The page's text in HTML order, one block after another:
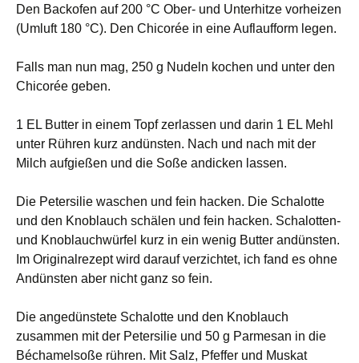
Den Backofen auf 200 °C Ober- und Unterhitze vorheizen
(Umluft 180 °C). Den Chicorée in eine Auflaufform legen.
Falls man nun mag, 250 g Nudeln kochen und unter den
Chicorée geben.
1 EL Butter in einem Topf zerlassen und darin 1 EL Mehl
unter Rühren kurz andünsten. Nach und nach mit der
Milch aufgießen und die Soße andicken lassen.
Die Petersilie waschen und fein hacken. Die Schalotte
und den Knoblauch schälen und fein hacken. Schalotten-
und Knoblauchwürfel kurz in ein wenig Butter andünsten.
Im Originalrezept wird darauf verzichtet, ich fand es ohne
Andünsten aber nicht ganz so fein.
Die angedünstete Schalotte und den Knoblauch
zusammen mit der Petersilie und 50 g Parmesan in die
Béchamelsoße rühren. Mit Salz, Pfeffer und Muskat